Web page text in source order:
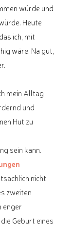
würde und
Heute
ich, mit
wäre. Na gut,
mein Alltag
und
Hut zu
sein kann.
nicht
zweiten
enger
Geburt eines